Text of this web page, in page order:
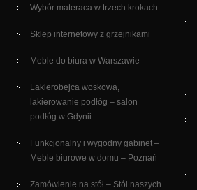
Wybór materaca w trzech krokach
Sklep internetowy z grzejnikami
Meble do biura w Warszawie
Lakierobejca woskowa,
lakierowanie podłóg – salon
podłóg w Gdynii
Funkcjonalny i wygodny gabinet –
Meble biurowe w domu – Poznań
Zamówienie na stół – Stół naszych